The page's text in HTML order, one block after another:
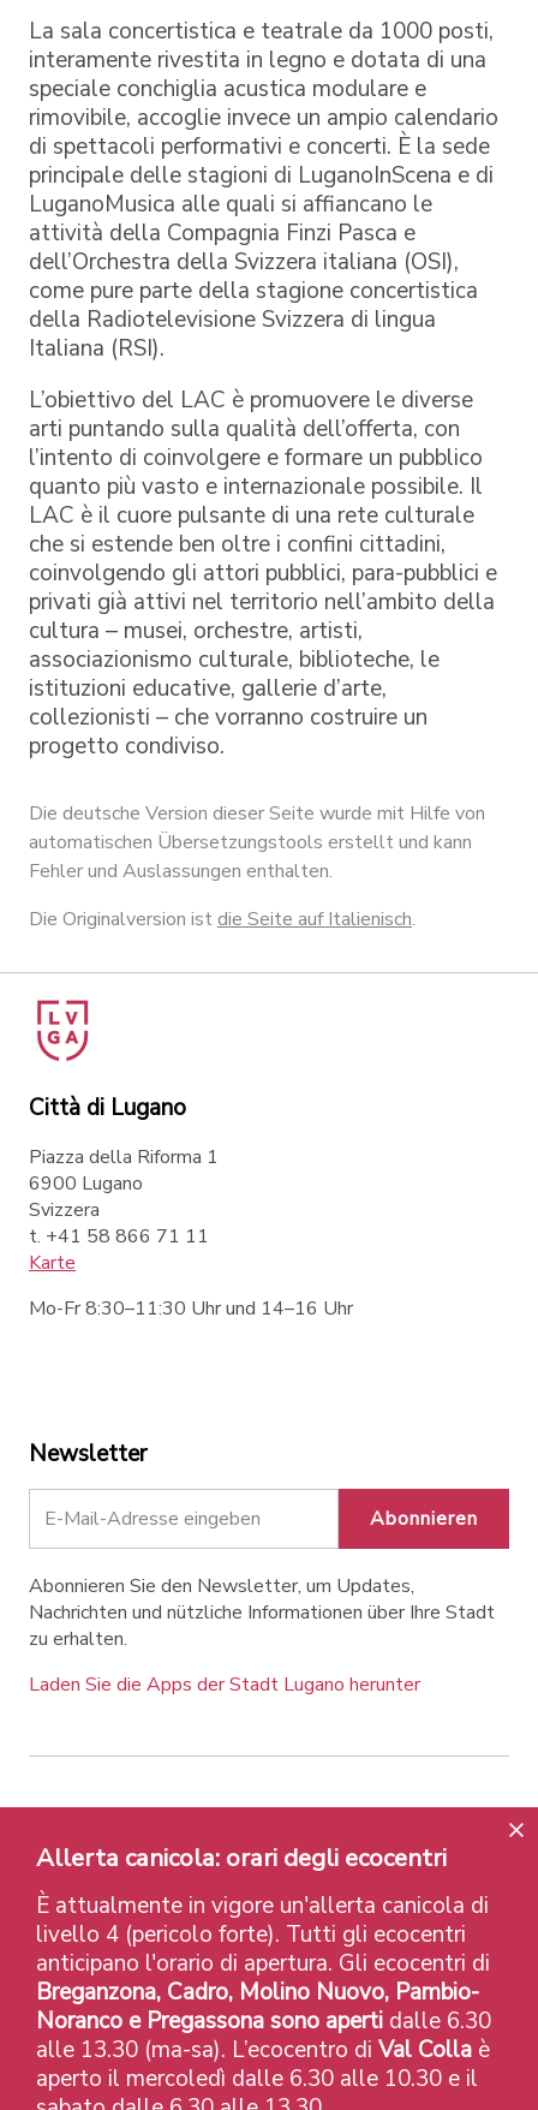
La sala concertistica e teatrale da 1000 posti,
interamente rivestita in legno e dotata di una
speciale conchiglia acustica modulare e
rimovibile, accoglie invece un ampio calendario
di spettacoli performativi e concerti. È la sede
principale delle stagioni di LuganoInScena e di
LuganoMusica alle quali si affiancano le
attività della Compagnia Finzi Pasca e
dell’Orchestra della Svizzera italiana (OSI),
come pure parte della stagione concertistica
della Radiotelevisione Svizzera di lingua
Italiana (RSI).
L’obiettivo del LAC è promuovere le diverse
arti puntando sulla qualità dell’offerta, con
l’intento di coinvolgere e formare un pubblico
quanto più vasto e internazionale possibile. Il
LAC è il cuore pulsante di una rete culturale
che si estende ben oltre i confini cittadini,
coinvolgendo gli attori pubblici, para-pubblici e
privati già attivi nel territorio nell’ambito della
cultura – musei, orchestre, artisti,
associazionismo culturale, biblioteche, le
istituzioni educative, gallerie d’arte,
collezionisti – che vorranno costruire un
progetto condiviso.
Die deutsche Version dieser Seite wurde mit Hilfe von
automatischen Übersetzungstools erstellt und kann
Fehler und Auslassungen enthalten.
Die Originalversion istdie Seite auf Italienisch.
Città di Lugano
Piazza della Riforma 1
6900 Lugano
Svizzera
t. +41 58 866 71 11
Karte
Mo-Fr 8:30–11:30 Uhr und 14–16 Uhr
Newsletter
Abonnieren
Abonnieren Sie den Newsletter, um Updates,
Nachrichten und nützliche Informationen über Ihre Stadt
zu erhalten.
Laden Sie die Apps der Stadt Lugano herunter
Contatti Links
Rechtlicher Hinweis
Datenschutzrichtlinie
Labels und Auszeichnungen
Credits
© 2026 Città di Lugano
Allerta canicola: orari degli ecocentri
È attualmente in vigore un'allerta canicola di
livello 4 (pericolo forte). Tutti gli ecocentri
anticipano l'orario di apertura. Gli ecocentri di
Breganzona, Cadro, Molino Nuovo, Pambio-
Noranco e Pregassona sono aperti dalle 6.30
alle 13.30 (ma-sa). L’ecocentro di Val Colla è
aperto il mercoledì dalle 6.30 alle 10.30 e il